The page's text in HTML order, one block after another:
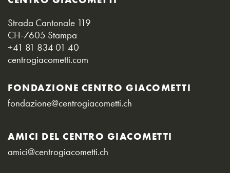
Strada Cantonale 119
CH-7605 Stampa
+41 81 834 01 40
centrogiacometti.com
FONDAZIONE CENTRO GIACOMETTI
fondazione@centrogiacometti.ch
AMICI DEL CENTRO GIACOMETTI
amici@centrogiacometti.ch